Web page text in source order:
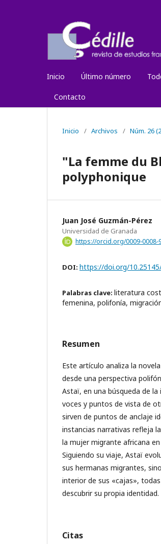
Inicio Último número
Contacto
Inicio / Archivos / Núm. 26
"La femme du
polyphonique
Juan José Guzmán-Pérez
Universidad de Granada
https://orcid.org/0009-0008-
DOI: https://doi.org/
Palabras clave: literatura
femenina, polifonía,
Resumen
Este artículo analiza la novela
desde una perspectiva
Astaï, en una búsqueda de
voces y puntos de vista de
sirven de puntos de anclaje
instancias narrativas refleja
la mujer migrante africana
Siguiendo su viaje, Astaï
sus hermanas migrantes,
interior de sus «cajas»,
descubrir su propia identidad.
Citas